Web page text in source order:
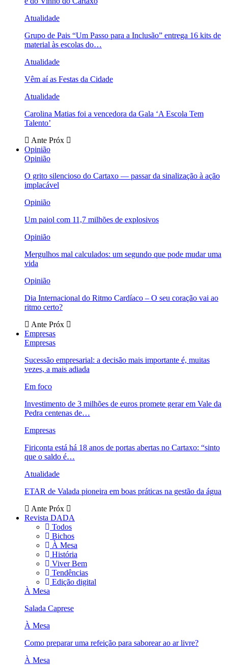
Atualidade
Grupo de Pais “Um Passo para a Inclusão” entrega 16 kits de
material às escolas do…
Atualidade
Vêm aí as Festas da Cidade
Atualidade
Carolina Matias foi a vencedora da Gala ‘A Escola Tem
Talento’
Ante Próx
Opinião
Opinião
O grito silencioso do Cartaxo — passar da sinalização à ação
implacável
Opinião
Um paiol com 11,7 milhões de explosivos
Opinião
Mergulhos mal calculados: um segundo que pode mudar uma
vida
Opinião
Dia Internacional do Ritmo Cardíaco – O seu coração vai ao
ritmo certo?
Ante Próx
Empresas
Empresas
Sucessão empresarial: a decisão mais importante é, muitas
vezes, a mais adiada
Em foco
Investimento de 3 milhões de euros promete gerar em Vale da
Pedra centenas de…
Empresas
Firiconta está há 18 anos de portas abertas no Cartaxo: “sinto
que o saldo é…
Atualidade
ETAR de Valada pioneira em boas práticas na gestão da água
Ante Próx
Revista DADA
Todos
Bichos
À Mesa
História
Viver Bem
Tendências
Edição digital
À Mesa
Salada Caprese
À Mesa
Como preparar uma refeição para saborear ao ar livre?
À Mesa